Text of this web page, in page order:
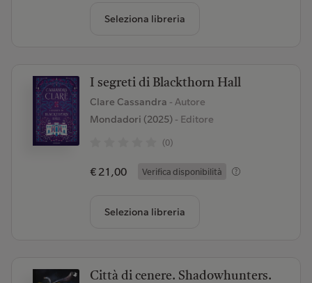
Seleziona libreria
I segreti di Blackthorn Hall
Clare Cassandra - Autore
Mondadori (2025)- Editore
(0)
€ 21,00 Verifica disponibilità
Seleziona libreria
Città di cenere. Shadowhunters.